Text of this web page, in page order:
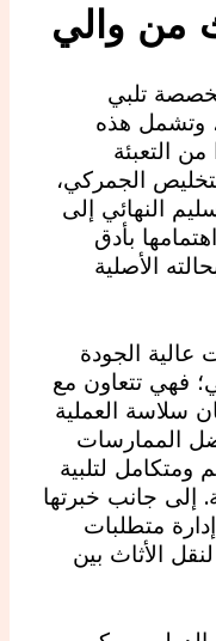
من والي
تلبي
وتشمل هذه
التعبئة
الجمركي،
النهائي إلى
بأدق
الأصلية
الجودة
فهي تتعاون مع
سلاسة العملية
الممارسات
ومتكامل لتلبية
إلى جانب خبرتها
متطلبات
الأثاث بين